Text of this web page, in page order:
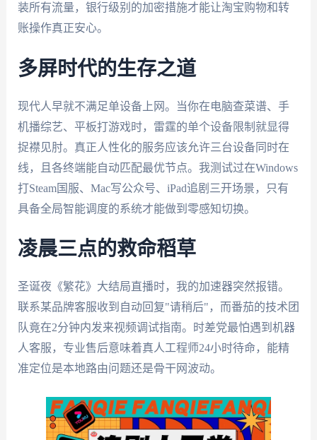
装所有流量，银行级别的加密措施才能让淘宝购物和转
账操作真正安心。
多屏时代的生存之道
现代人早就不满足单设备上网。当你在电脑查菜谱、手
机播综艺、平板打游戏时，雷霆的单个设备限制就显得
捉襟见肘。真正人性化的服务应该允许三台设备同时在
线，且各终端能自动匹配最优节点。我测试过在Windows
打Steam国服、Mac写公众号、iPad追剧三开场景，只有
具备全局智能调度的系统才能做到零感知切换。
凌晨三点的救命稻草
圣诞夜《繁花》大结局直播时，我的加速器突然报错。
联系某品牌客服收到自动回复"请稍后"，而番茄的技术团
队竟在2分钟内发来视频调试指南。时差党最怕遇到机器
人客服，专业售后意味着真人工程师24小时待命，能精
准定位是本地路由问题还是骨干网波动。